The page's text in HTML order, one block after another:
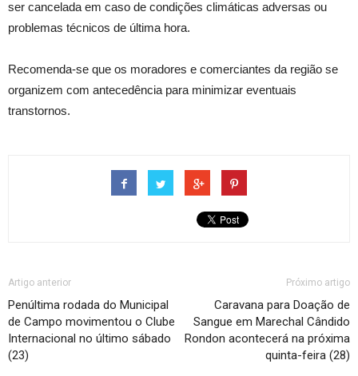
ser cancelada em caso de condições climáticas adversas ou
problemas técnicos de última hora.
Recomenda-se que os moradores e comerciantes da região se
organizem com antecedência para minimizar eventuais
transtornos.
Artigo anterior
Penúltima rodada do Municipal
de Campo movimentou o Clube
Internacional no último sábado
(23)
Próximo artigo
Caravana para Doação de
Sangue em Marechal Cândido
Rondon acontecerá na próxima
quinta-feira (28)